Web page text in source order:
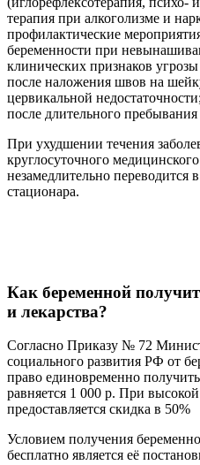
терапия при алкоголизме и
профилактические
беременности при
клинических признаков
после наложения швов на
цервикальной
после длительного пребывания
При ухудшении течения
круглосуточного
незамедлительно переводится
стационара.
Как беременной
и лекарства?
Согласно Приказу № 72
социального развития РФ от
право единовременно
равняется 1 000 р. При
предоставляется скидка в 50%
Условием получения
бесплатно является её